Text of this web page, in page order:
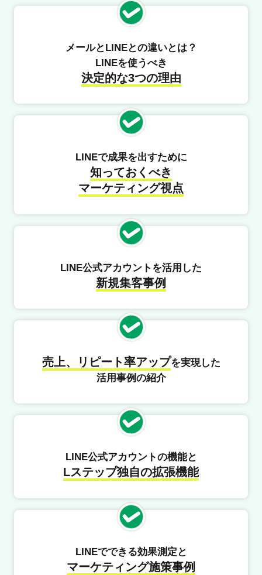
メールとLINEとの違いとは？
LINEを使うべき
決定的な3つの理由
LINEで成果を出すために
知っておくべき
マーケティング視点
LINE公式アカウントを活用した
新規集客事例
売上、リピート率アップを実現した
活用事例の紹介
LINE公式アカウントの機能と
Lステップ独自の拡張機能
LINEでできる効果測定と
マーケティング施策事例